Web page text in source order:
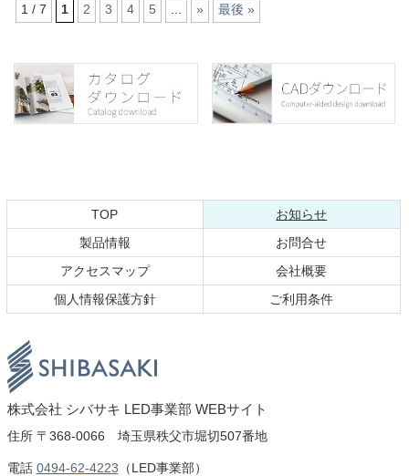
1 / 7 1 2 3 4 5 »
最後 »
テ
ン
ツ
本
頭
ジ
の
先
頭
TOP
お知らせ現在のページ
製品情報
お問合せ
アクセスマップ
会社概要
個人情報保護方針
ご利用条件
株式会社 シ
バサキ LED
株式会社 シバサキ LED事業部 WEBサイト
住所〒368-0066 埼玉県秩父市堀切507番地
電話 0494-62-4223 （LED事業部）